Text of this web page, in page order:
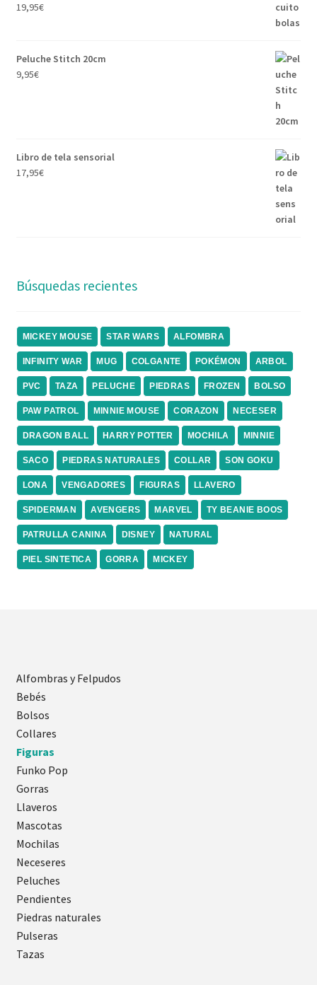
19,95€
Peluche Stitch 20cm
9,95€
Libro de tela sensorial
17,95€
Búsquedas recientes
MICKEY MOUSE STAR WARS ALFOMBRA
INFINITY WAR MUG COLGANTE POKÉMON ARBOL
PVC TAZA PELUCHE PIEDRAS FROZEN BOLSO
PAW PATROL MINNIE MOUSE CORAZON NECESER
DRAGON BALL HARRY POTTER MOCHILA MINNIE
SACO PIEDRAS NATURALES COLLAR SON GOKU
LONA VENGADORES FIGURAS LLAVERO
SPIDERMAN AVENGERS MARVEL TY BEANIE BOOS
PATRULLA CANINA DISNEY NATURAL
PIEL SINTETICA GORRA MICKEY
Alfombras y Felpudos
Bebés
Bolsos
Collares
Figuras
Funko Pop
Gorras
Llaveros
Mascotas
Mochilas
Neceseres
Peluches
Pendientes
Piedras naturales
Pulseras
Tazas